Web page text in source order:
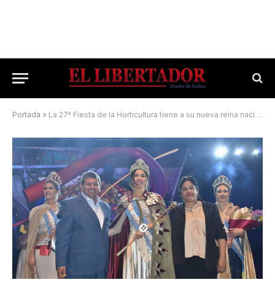
Portada » La 27ª Fiesta de la Horticultura tiene a su nueva reina nacional